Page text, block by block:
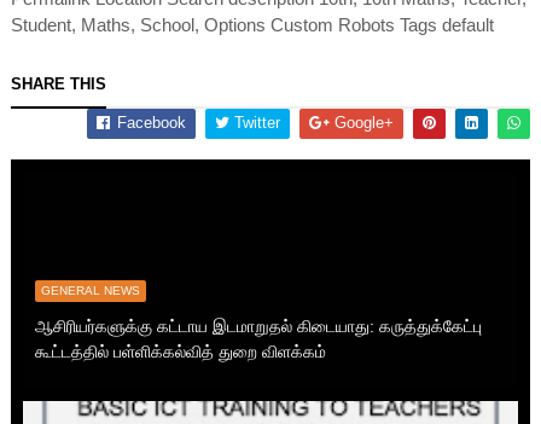
Student, Maths, School, Options Custom Robots Tags default
SHARE THIS
Facebook Twitter Google+
GENERAL NEWS
ஆசிரியர்களுக்கு கட்டாய இடமாறுதல் கிடையாது: கருத்துக்கேட்பு
கூட்டத்தில் பள்ளிக்கல்வித் துறை விளக்கம்